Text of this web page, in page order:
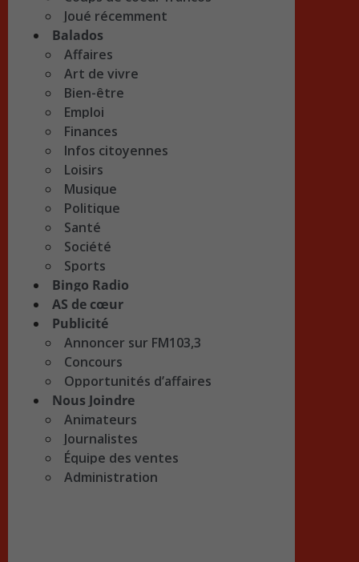
Joué récemment
Balados
Affaires
Art de vivre
Bien-être
Emploi
Finances
Infos citoyennes
Loisirs
Musique
Politique
Santé
Société
Sports
Bingo Radio
AS de cœur
Publicité
Annoncer sur FM103,3
Concours
Opportunités d’affaires
Nous Joindre
Animateurs
Journalistes
Équipe des ventes
Administration